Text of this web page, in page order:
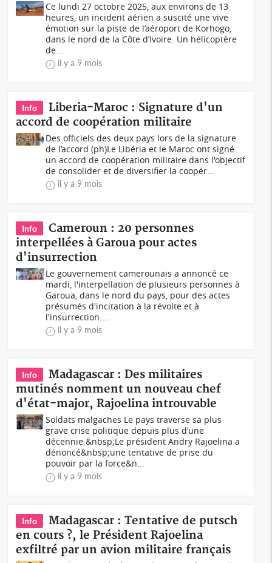
Ce lundi 27 octobre 2025, aux environs de 13
heures, un incident aérien a suscité une vive
émotion sur la piste de l’aéroport de Korhogo,
dans le nord de la Côte d’Ivoire. Un hélicoptère
de...
il y a 9 mois
Info
Liberia-Maroc : Signature d'un
accord de coopération militaire
Des officiels des deux pays lors de la signature
de l’accord (ph)Le Libéria et le Maroc ont signé
un accord de coopération militaire dans l'objectif
de consolider et de diversifier la coopér...
il y a 9 mois
Info
Cameroun : 20 personnes
interpellées à Garoua pour actes
d'insurrection
Le gouvernement camerounais a annoncé ce
mardi, l'interpellation de plusieurs personnes à
Garoua, dans le nord du pays, pour des actes
présumés d'incitation à la révolte et à
l'insurrection....
il y a 9 mois
Info
Madagascar : Des militaires
mutinés nomment un nouveau chef
d'état-major, Rajoelina introuvable
Soldats malgaches Le pays traverse sa plus
grave crise politique depuis plus d’une
décennie.&nbsp;Le président Andry Rajoelina a
dénoncé&nbsp;une tentative de prise du
pouvoir par la force&n...
il y a 9 mois
Info
Madagascar : Tentative de putsch
en cours ?, le Président Rajoelina
exfiltré par un avion militaire français